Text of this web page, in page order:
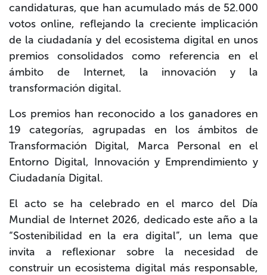
candidaturas, que han acumulado más de 52.000
votos online, reflejando la creciente implicación
de la ciudadanía y del ecosistema digital en unos
premios consolidados como referencia en el
ámbito de Internet, la innovación y la
transformación digital.
Los premios han reconocido a los ganadores en
19 categorías, agrupadas en los ámbitos de
Transformación Digital, Marca Personal en el
Entorno Digital, Innovación y Emprendimiento y
Ciudadanía Digital.
El acto se ha celebrado en el marco del Día
Mundial de Internet 2026, dedicado este año a la
“Sostenibilidad en la era digital”, un lema que
invita a reflexionar sobre la necesidad de
construir un ecosistema digital más responsable,